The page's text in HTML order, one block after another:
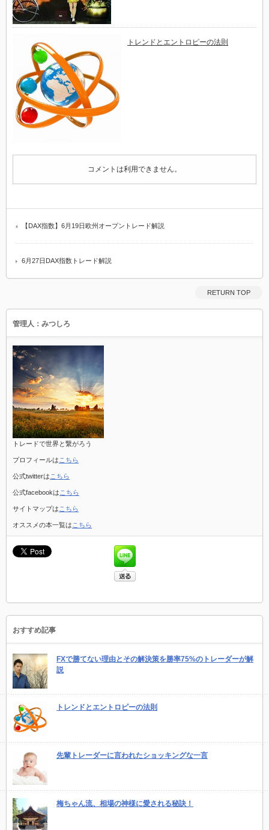
トレンドとエントロピーの法則
コメントは利用できません。
【DAX指数】6月19日欧州オープントレード解説
6月27日DAX指数トレード解説
RETURN TOP
管理人：みつしろ
トレードで世界と繋がろう
プロフィールは こちら
公式twitterは こちら
公式facebookは こちら
サイトマップは こちら
オススメの本一覧は こちら
おすすめ記事
FXで勝てない理由とその解決策を勝率75%のトレーダーが解
説
トレンドとエントロピーの法則
先輩トレーダーに言われたショッキングな一言
梅ちゃん流、相場の神様に愛される秘訣！